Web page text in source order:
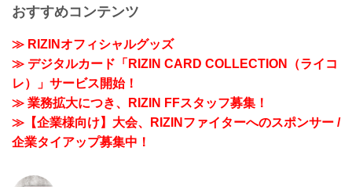
おすすめコンテンツ
≫ RIZINオフィシャルグッズ
≫ デジタルカード「RIZIN CARD COLLECTION（ライコ
レ）」サービス開始！
≫ 業務拡大につき、RIZIN FFスタッフ募集！
≫【企業様向け】大会、RIZINファイターへのスポンサー /
企業タイアップ募集中！